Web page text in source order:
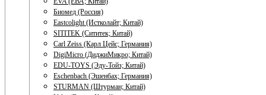
Биомед (Россия)
Eastcolight (Истколайт; Китай)
SITITEK (Сититек; Китай)
Carl Zeiss (Карл Цейс; Германия)
DigiMicro (ДиджиМикро; Китай)
EDU-TOYS (Эду-Тойз; Китай)
Eschenbach (Эшенбах; Германия)
STURMAN (Штурман; Китай)